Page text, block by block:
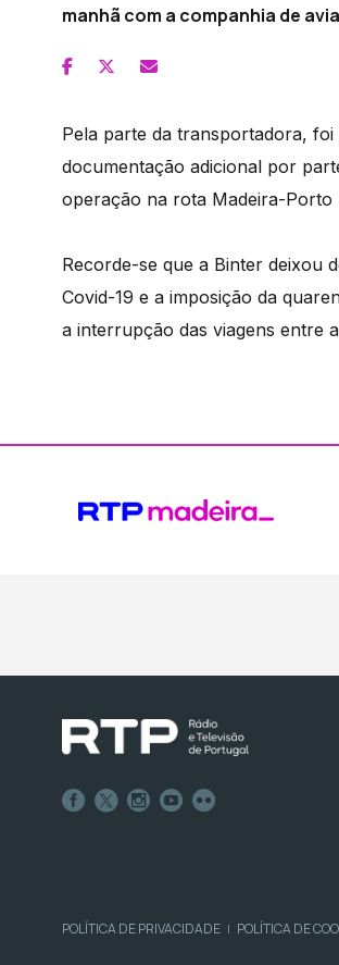
manhã com a companhia de
Pela parte da transportadora,
documentação adicional por
operação na rota Madeira-Porto
Recorde-se que a Binter deixou
Covid-19 e a imposição da
a interrupção das viagens entre
POLÍTICA DE PRIVACIDADE | POLÍTICA DE